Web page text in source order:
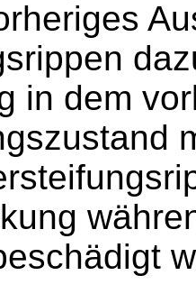
in dem